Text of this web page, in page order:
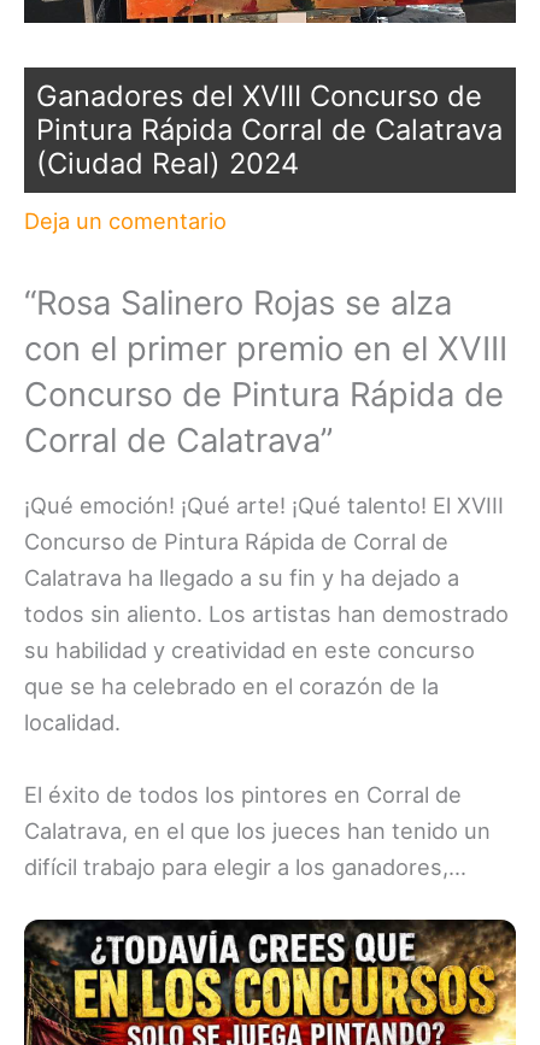
Ganadores del XVIII Concurso de
Pintura Rápida Corral de Calatrava
(Ciudad Real) 2024
Deja un comentario
“Rosa Salinero Rojas se alza
con el primer premio en el XVIII
Concurso de Pintura Rápida de
Corral de Calatrava”
¡Qué emoción! ¡Qué arte! ¡Qué talento! El XVIII
Concurso de Pintura Rápida de Corral de
Calatrava ha llegado a su fin y ha dejado a
todos sin aliento. Los artistas han demostrado
su habilidad y creatividad en este concurso
que se ha celebrado en el corazón de la
localidad.
El éxito de todos los pintores en Corral de
Calatrava, en el que los jueces han tenido un
difícil trabajo para elegir a los ganadores,…